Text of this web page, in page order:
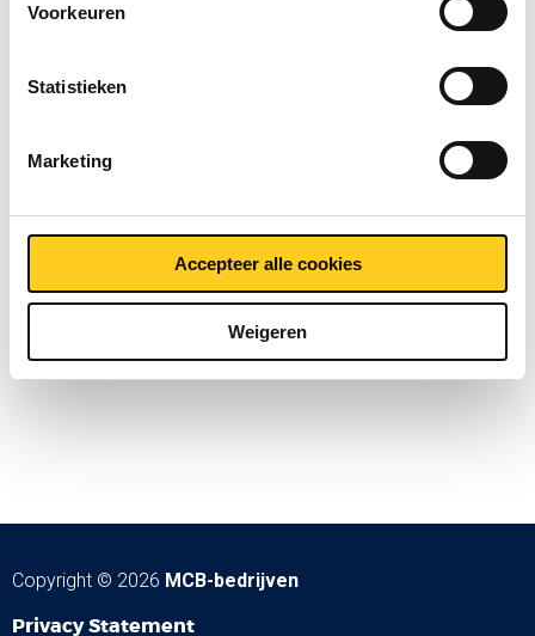
Voorkeuren
Statistieken
Marketing
Accepteer alle cookies
Weigeren
Copyright © 2026 MCB-bedrijven
Privacy Statement